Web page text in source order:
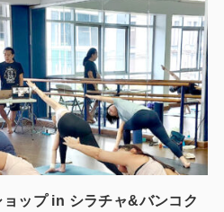
ップ in シラチャ&バンコク